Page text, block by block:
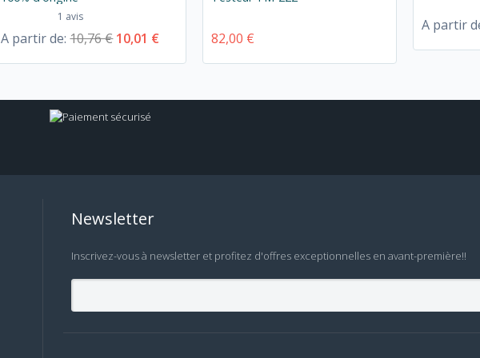
1 avis
A partir de:10,76 € 10,01 € 82,00 €
A partir
Newsletter
Inscrivez-vous à newsletter et profitez d'offres exceptionnelles en avant-première!!